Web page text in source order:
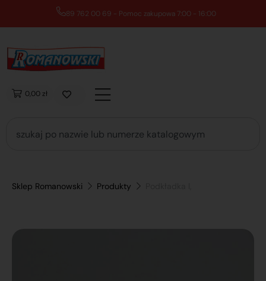
89 762 00 69 - Pomoc zakupowa 7:00 - 16:00
0,00 zł
Sklep Romanowski Produkty